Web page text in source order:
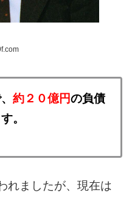
約２０億円の負債
。
れましたが、現在は